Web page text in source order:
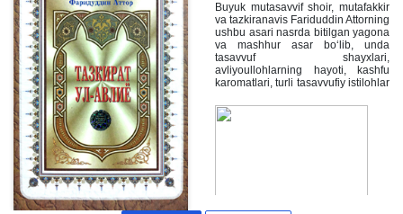
Buyuk mutasavvif shoir, mutafakkir
va tazkiranavis Fariduddin Attorning
ushbu asari nasrda bitilgan yagona
va mashhur asar bo‘lib, unda
tasavvuf shayxlari,
avliyoullohlarning hayoti, kashfu
karomatlari, turli tasavvufiy istilohlar
rizo, sabr, shukr kabilarga ularning
qarashlari bayon etilgan.